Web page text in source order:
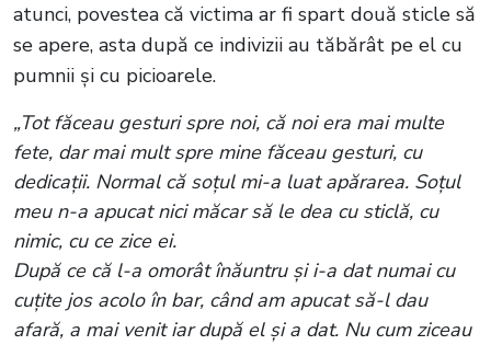
atunci, povestea că victima ar fi spart două sticle să
se apere, asta după ce indivizii au tăbărât pe el cu
pumnii și cu picioarele.
„Tot făceau gesturi spre noi, că noi era mai multe
fete, dar mai mult spre mine făceau gesturi, cu
dedicații. Normal că soțul mi-a luat apărarea. Soțul
meu n-a apucat nici măcar să le dea cu sticlă, cu
nimic, cu ce zice ei.
După ce că l-a omorât înăuntru și i-a dat numai cu
cuțite jos acolo în bar, când am apucat să-l dau
afară, a mai venit iar după el și a dat. Nu cum ziceau